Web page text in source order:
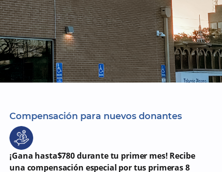
Compensación para nuevos donantes
¡Gana hasta$780 durante tu primer mes! Recibe
una compensación especial por tus primeras 8